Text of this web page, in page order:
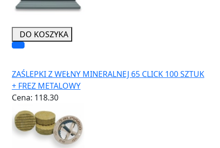
DO KOSZYKA
ZAŚLEPKI Z WEŁNY MINERALNEJ 65 CLICK 100 SZTUK
+ FREZ METALOWY
Cena: 118.30